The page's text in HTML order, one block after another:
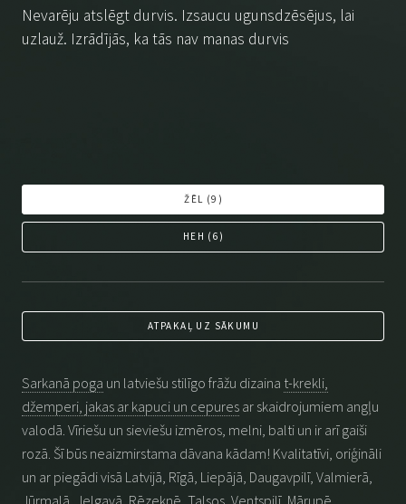
Nevarēju atslēgt durvis. Izsaucu ugunsdzēsējus, lai
uzlauž. Izrādījās, ka tās nav manas durvis
ŽĒL (9 )
HEH ( 6 )
ATPAKAĻ UZ SĀKUMU
Sarkanā poga un latviešu stilīgo frāžu dizaina t-krekli,
džemperi, jakas ar kapuci un cepures ar skaidrojumiem angļu
valodā. Vīriešu un sieviešu izmēros, melni, balti un ir arī gaiši
rozā. Šī būs neaizmirstama dāvana kādam! Kvalitatīvi, oriģināli
un ar piegādi visā Latvijā, Rīgā, Liepājā, Daugavpilī, Valmierā,
Jūrmalā, Jelgavā, Rēzeknē, Talsos, Ventspilī, Mārupē,